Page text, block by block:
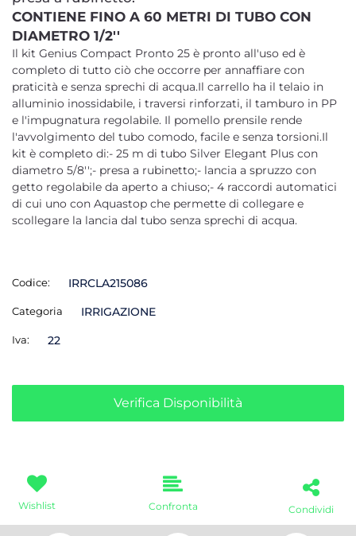
CONTIENE FINO A 60 METRI DI TUBO CON
DIAMETRO 1/2''
Il kit Genius Compact Pronto 25 è pronto all'uso ed è
completo di tutto ciò che occorre per annaffiare con
praticità e senza sprechi di acqua.Il carrello ha il telaio in
alluminio inossidabile, i traversi rinforzati, il tamburo in PP
e l'impugnatura regolabile. Il pomello prensile rende
l'avvolgimento del tubo comodo, facile e senza torsioni.Il
kit è completo di:- 25 m di tubo Silver Elegant Plus con
diametro 5/8'';- presa a rubinetto;- lancia a spruzzo con
getto regolabile da aperto a chiuso;- 4 raccordi automatici
di cui uno con Aquastop che permette di collegare e
scollegare la lancia dal tubo senza sprechi di acqua.
Codice: IRRCLA215086
Categoria IRRIGAZIONE
Iva: 22
Verifica Disponibilità
Wishlist Confronta Condividi